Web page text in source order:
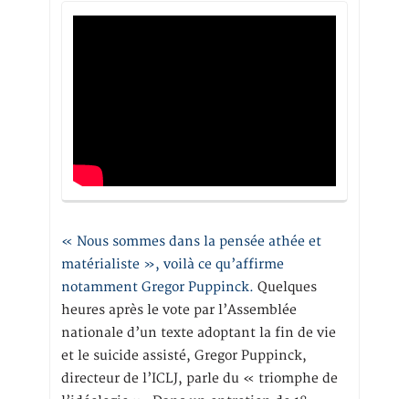
« Nous sommes dans la pensée athée et
matérialiste », voilà ce qu’affirme
notamment Gregor Puppinck. Quelques
heures après le vote par l’Assemblée
nationale d’un texte adoptant la fin de vie
et le suicide assisté, Gregor Puppinck,
directeur de l’ICLJ, parle du « triomphe de